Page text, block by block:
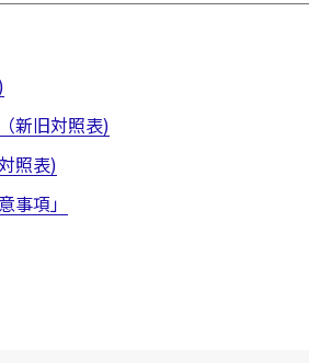
新旧対照表)
照表)
事項」